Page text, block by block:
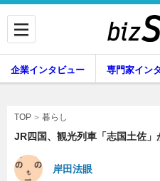
企業インタビュー
企業インタビュー 専門家イン
TOP 暮らし
JR四国、観光列車「志国土佐
岸田法眼